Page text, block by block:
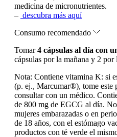
medicina de micronutrientes.
– descubra más aquí
Consumo recomendado
Tomar4 cápsulas al día con
cápsulas por la mañana y 2 por
Nota: Contiene vitamina K: si
(p. ej., Marcumar®), tome este
consultar con un médico.
de 800 mg de EGCG al día.
mujeres embarazadas o en
de 18 años, con el estómago
productos con té verde el